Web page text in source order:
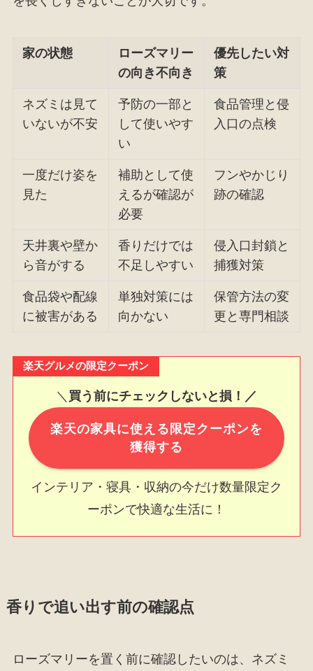
家の状態
ローズマリー
の向き不向き
優先したい対
策
ネズミは見て
いないが不安
予防の一部と
して使いやす
い
食品管理と侵
入口の点検
一度だけ姿を
見た
補助として使
えるが確認が
必要
フンやかじり
跡の確認
天井裏や壁か
ら音がする
香りだけでは
不足しやすい
侵入口封鎖と
捕獲対策
食品袋や配線
に被害がある
単独対策には
向かない
保管方法の変
更と専門相談
楽天グルメの限定クーポン
＼ 買う前にチェックしないと損！／
楽天の家具に使える限定クーポンを
獲得する
インテリア・寝具・収納の今だけ数量限定ク
ーポンで快適な生活に！
香りで追い出す前の確認点
ローズマリーを置く前に確認したいのは、ネズミ